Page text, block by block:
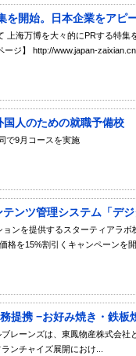
を開始。日本企業をアピ
上海万博を大々的にPRする特
ジ】 http://www.japan-
人のための就職予備校
で9月コースを実施
ンツ管理システム「デ
ンを提供するスターティアラ
格を15%割引くキャンペーンを
提携 −お好み焼き・鉄板
レーンズは、東鳳物産株式会
ンチャイズ展開におけ...